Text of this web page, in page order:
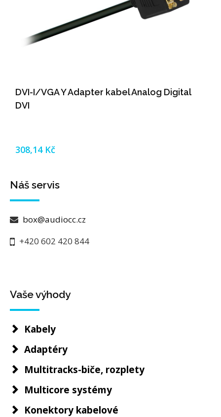
DVI-I/VGA Y Adapter kabel Analog Digital
DVI
308,14 Kč
Náš servis
box@audiocc.cz
+420 602 420 844
Vaše výhody
Kabely
Adaptéry
Multitracks-biče, rozplety
Multicore systémy
Konektory kabelové